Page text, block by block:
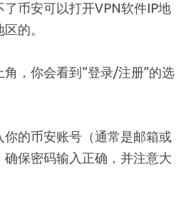
了币安可以打开VPN软件IP地
的。
，你会看到“登录/注册”的选
你的币安账号（通常是邮箱或
确保密码输入正确，并注意大